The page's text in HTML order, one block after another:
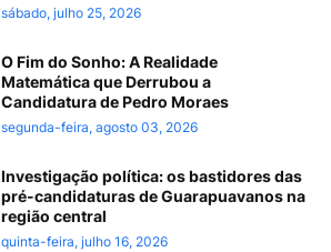
sábado, julho 25, 2026
O Fim do Sonho: A Realidade
Matemática que Derrubou a
Candidatura de Pedro Moraes
segunda-feira, agosto 03, 2026
Investigação política: os bastidores das
pré-candidaturas de Guarapuavanos na
região central
quinta-feira, julho 16, 2026